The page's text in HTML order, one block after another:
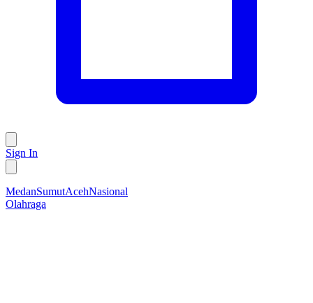
Sign In
MedanSumutAcehNasional
Olahraga